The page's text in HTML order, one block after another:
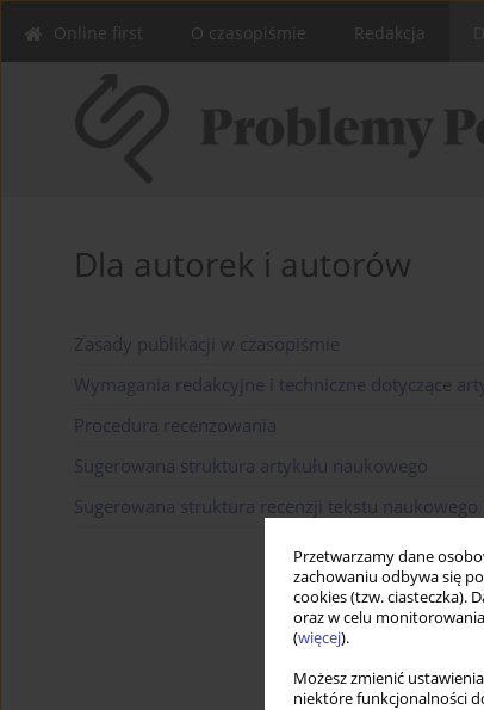
Przetwarzamy dane
zachowaniu odbywa się
cookies (tzw. ciasteczka).
oraz w celu
(więcej).
Możesz zmienić
niektóre funkcjonalności
Online first O czasopiśmie Redakcja
Dla autorek i autorów
Zasady publikacji w czasopiśmie
Wymagania redakcyjne i techniczne dotyczące
Procedura recenzowania
Sugerowana struktura artykułu naukowego
Sugerowana struktura recenzji tekstu